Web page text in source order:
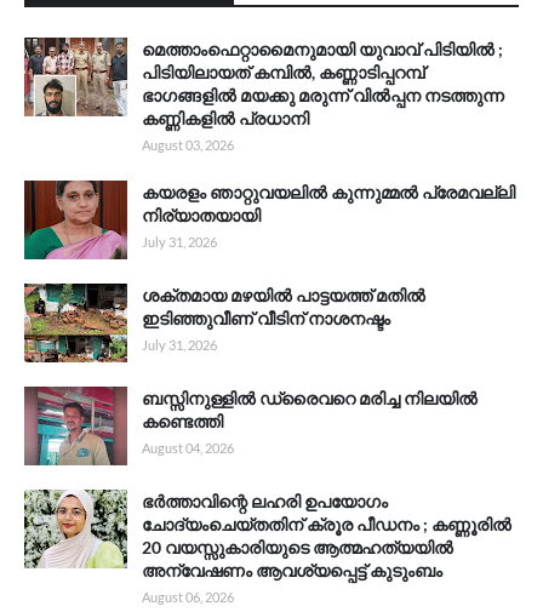
മെത്താംഫെറ്റാമൈനുമായി യുവാവ് പിടിയിൽ ;
പിടിയിലായത് കമ്പിൽ, കണ്ണാടിപ്പറമ്പ്
ഭാഗങ്ങളിൽ മയക്കു മരുന്ന് വിൽപ്പന നടത്തുന്ന
കണ്ണികളിൽ പ്രധാനി
August 03, 2026
കയരളം ഞാറ്റുവയലിൽ കുന്നുമ്മൽ പ്രേമവല്ലി
നിര്യാതയായി
July 31, 2026
ശക്തമായ മഴയിൽ പാട്ടയത്ത് മതിൽ
ഇടിഞ്ഞുവീണ് വീടിന് നാശനഷ്ടം
July 31, 2026
ബസ്സിനുള്ളിൽ ഡ്രൈവറെ മരിച്ച നിലയിൽ
കണ്ടെത്തി
August 04, 2026
ഭർത്താവിന്റെ ലഹരി ഉപയോഗം
ചോദ്യംചെയ്തതിന് ക്രൂര പീഡനം ; കണ്ണൂരിൽ
20 വയസ്സുകാരിയുടെ ആത്മഹത്യയിൽ
അന്വേഷണം ആവശ്യപ്പെട്ട് കുടുംബം
August 06, 2026